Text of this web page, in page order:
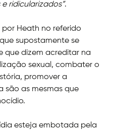
ridicularizados”.
Heath no referido
supostamente se
que dizem acreditar na
sexual, combater o
promover a
são as mesmas que
esteja embotada pela